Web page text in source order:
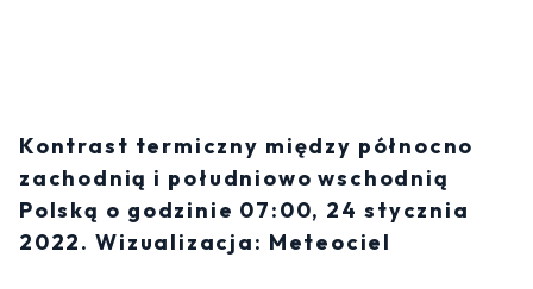
Kontrast termiczny między północno
zachodnią i południowo wschodnią
Polską o godzinie 07:00, 24 stycznia
2022. Wizualizacja: Meteociel